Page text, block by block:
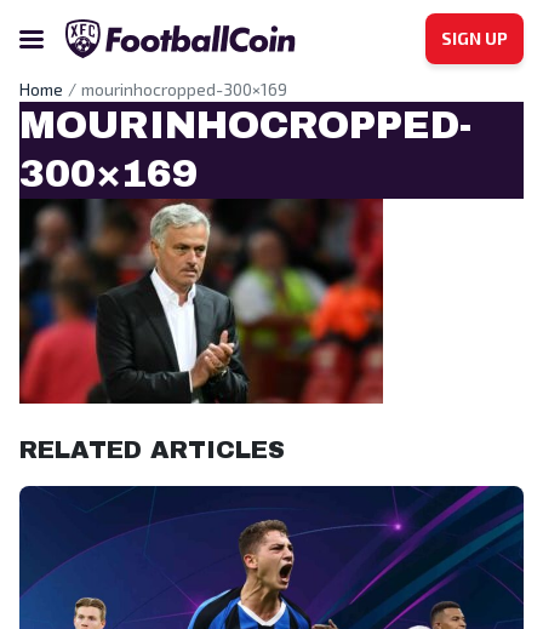
SIGN UP
Home mourinhocropped-300×169
MOURINHOCROPPED-
300×169
RELATED ARTICLES